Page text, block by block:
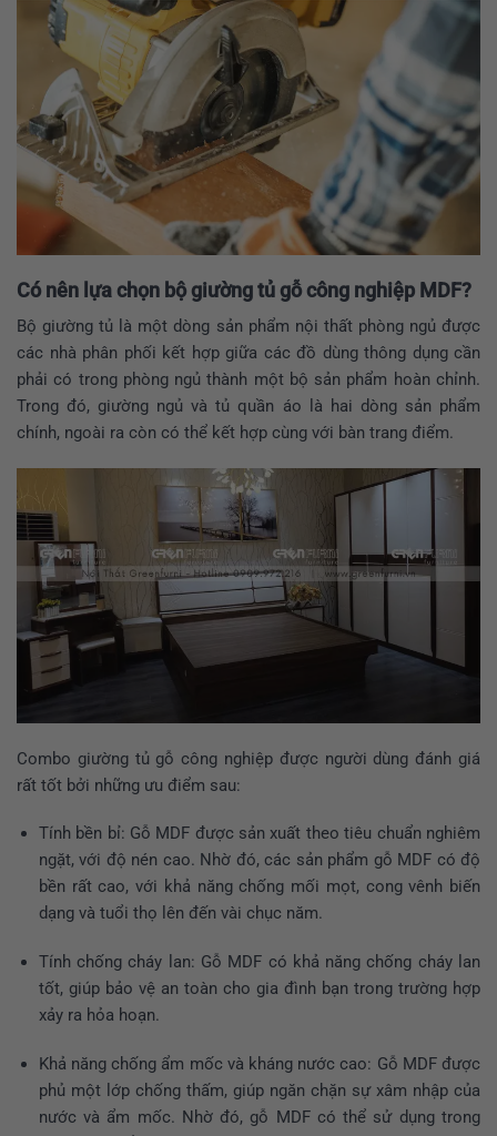
Có nên lựa chọn bộ giường tủ gỗ công nghiệp MDF?
Bộ giường tủ là một dòng sản phẩm nội thất phòng ngủ được
các nhà phân phối kết hợp giữa các đồ dùng thông dụng cần
phải có trong phòng ngủ thành một bộ sản phẩm hoàn chỉnh.
Trong đó, giường ngủ và tủ quần áo là hai dòng sản phẩm
chính, ngoài ra còn có thể kết hợp cùng với bàn trang điểm.
Combo giường tủ gỗ công nghiệp được người dùng đánh giá
rất tốt bởi những ưu điểm sau:
Tính bền bỉ: Gỗ MDF được sản xuất theo tiêu chuẩn nghiêm
ngặt, với độ nén cao. Nhờ đó, các sản phẩm gỗ MDF có độ
bền rất cao, với khả năng chống mối mọt, cong vênh biến
dạng và tuổi thọ lên đến vài chục năm.
Tính chống cháy lan: Gỗ MDF có khả năng chống cháy lan
tốt, giúp bảo vệ an toàn cho gia đình bạn trong trường hợp
xảy ra hỏa hoạn.
Khả năng chống ẩm mốc và kháng nước cao: Gỗ MDF được
phủ một lớp chống thấm, giúp ngăn chặn sự xâm nhập của
nước và ẩm mốc. Nhờ đó, gỗ MDF có thể sử dụng trong